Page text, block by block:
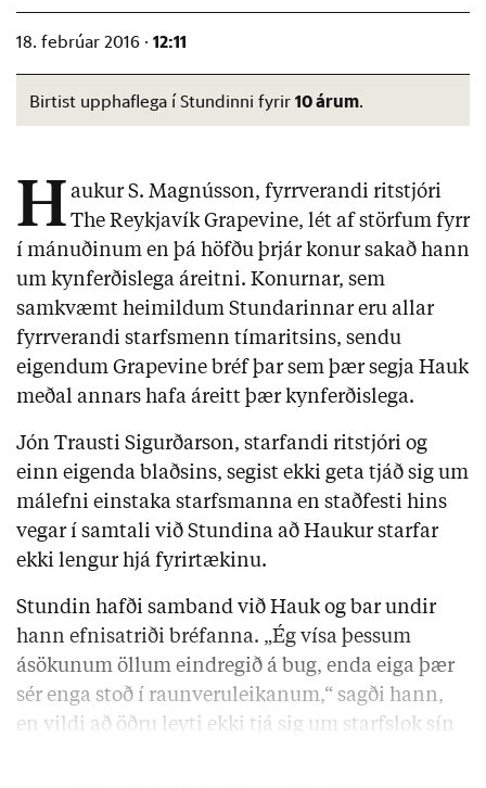
18. febrúar 2016 · 12:11
Birtist upphaflega í Stundinni fyrir 10 árum.
H aukur S. Magnússon, fyrrverandi ritstjóri
The Reykjavík Grapevine, lét af störfum fyrr
í mánuðinum en þá höfðu þrjár konur sakað hann
um kynferðislega áreitni. Konurnar, sem
samkvæmt heimildum Stundarinnar eru allar
fyrrverandi starfsmenn tímaritsins, sendu
eigendum Grapevine bréf þar sem þær segja Hauk
meðal annars hafa áreitt þær kynferðislega.
Jón Trausti Sigurðarson, starfandi ritstjóri og
einn eigenda blaðsins, segist ekki geta tjáð sig um
málefni einstaka starfsmanna en staðfesti hins
vegar í samtali við Stundina að Haukur starfar
ekki lengur hjá fyrirtækinu.
Stundin hafði samband við Hauk og bar undir
hann efnisatriði bréfanna. „Ég vísa þessum
ásökunum öllum eindregið á bug, enda eiga þær
sér enga stoð í raunveruleikanum,“ sagði hann,
en vildi að öðru leyti ekki tjá sig um starfslok sín